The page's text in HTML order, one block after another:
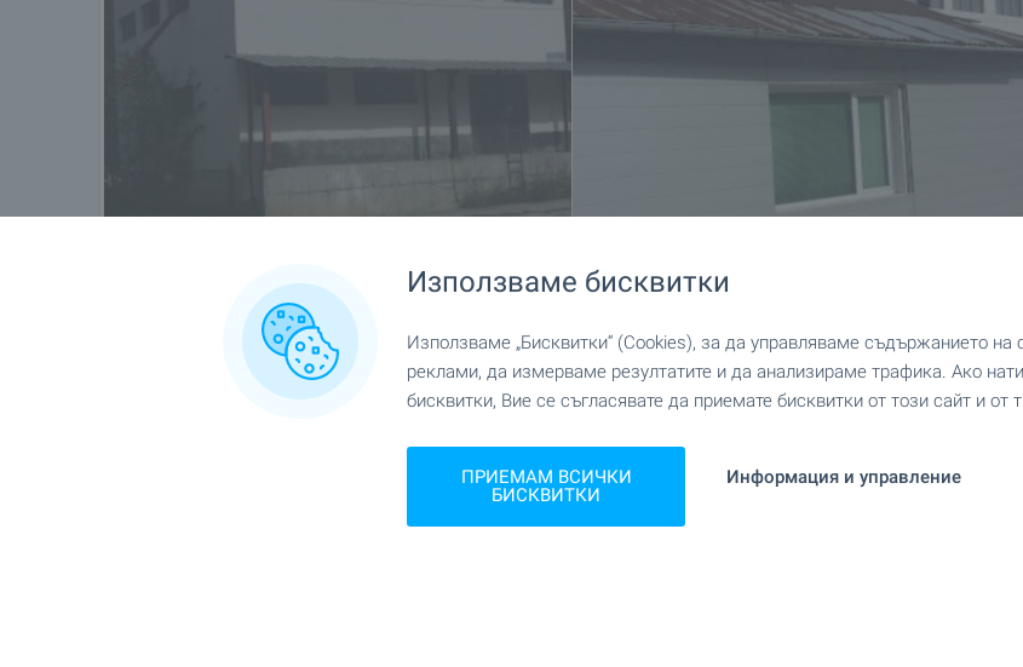
Използваме бисквитки
Използваме „Бисквитки“ (Cookies), за да управляваме съдържанието на
реклами, да измерваме резултатите и да анализираме трафика. Ако
бисквитки, Вие се съгласявате да приемате бисквитки от този сайт и от
ПРИЕМАМ ВСИЧКИ
БИСКВИТКИ
Информация и управление